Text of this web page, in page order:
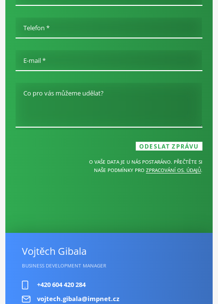
Telefon *
E-mail *
Co pro vás můžeme udělat?
O VAŠE DATA JE U NÁS POSTARÁNO. PŘEČTĚTE SI
NAŠE PODMÍNKY PRO ZPRACOVÁNÍ OS. ÚDAJŮ.
Vojtěch Gibala
BUSINESS DEVELOPMENT MANAGER
+420 604 420 284
vojtech.gibala@impnet.cz